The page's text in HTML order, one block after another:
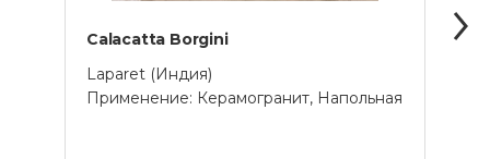
Calacatta Borgini
Laparet (Индия)
Применение: Керамогранит, Напольная